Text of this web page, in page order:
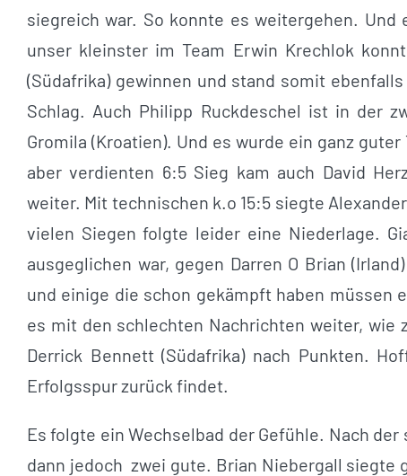
siegreich war. So konnte es weitergehen.
unser kleinster im Team Erwin Krechlok
(Südafrika) gewinnen und stand somit
Schlag. Auch Philipp Ruckdeschel ist in der
Gromila (Kroatien). Und es wurde ein ganz
aber verdienten 6:5 Sieg kam auch David
weiter. Mit technischen k.o 15:5 siegte
vielen Siegen folgte leider eine Niederlage.
ausgeglichen war, gegen Darren O Brian
und einige die schon gekämpft haben müssen
es mit den schlechten Nachrichten weiter, wie
Derrick Bennett (Südafrika) nach Punkten.
Erfolgsspur zurück findet.
Es folgte ein Wechselbad der Gefühle. Nach
dann jedoch zwei gute. Brian Niebergall siegte